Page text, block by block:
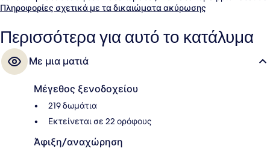
πολύ κοντινή απόσταση με τα πόδια από τα μέσα μαζικής
and Culture Park βρίσκεται σε απόσταση 5 λεπτών και το σημείο
επιβίβασης Σταθμός Euljiro 4-ga βρίσκεται σε απόσταση 5 λεπτών.
Πληροφορίες σχετικά με τα δικαιώματα ακύρωσης
Περισσότερα για αυτό το κατάλυμα
Με μια ματιά
Μέγεθος ξενοδοχείου
219 δωμάτια
Εκτείνεται σε 22 ορόφους
Άφιξη/αναχώρηση